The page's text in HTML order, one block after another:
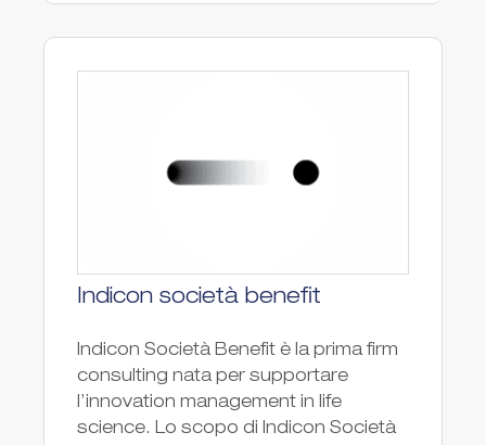
Indicon società benefit
Indicon Società Benefit è la prima firm
consulting nata per supportare
l’innovation management in life
science. Lo scopo di Indicon Società